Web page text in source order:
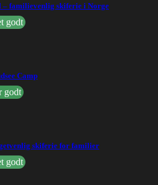
familievenlig skiferie i Norge
godt
Camp
godt
skiferie for familier
godt